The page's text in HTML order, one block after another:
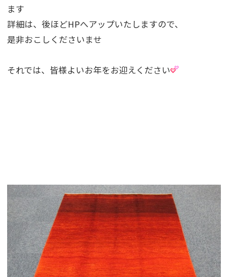
ます
詳細は、後ほどHPへアップいたしますので、
是非おこしくださいませ
それでは、皆様よいお年をお迎えください